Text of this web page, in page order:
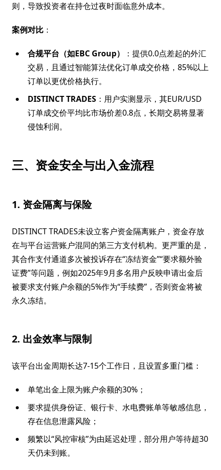
则，导致投资者在持仓过夜时面临意外成本。
案例对比 ：
合规平台（如EBC Group）
：提供0.0点差起的外汇
交易，且通过智能算法优化订单成交价格，85%以上
订单以更优价格执行。
DISTINCT TRADES ：用户实测显示，其EUR/USD
订单成交价平均比市场价差0.8点，长期交易将显著
侵蚀利润。
三、资金安全与出入金流程
1. 资金隔离与保险
DISTINCT TRADES未设立客户资金隔离账户，资金存放
在与平台运营账户混同的第三方支付机构。更严重的是，
其合作支付通道多次被投诉存在“冻结资金”“要求额外验
证费”等问题，例如2025年9月多名用户反映申请出金后
被要求支付账户余额的5%作为“手续费”，否则资金将被
永久冻结。
2. 出金效率与限制
该平台出金周期长达7-15个工作日，且设置多重门槛：
单笔出金上限为账户余额的30%；
要求提供身份证、银行卡、水电费账单等敏感信息，
存在信息泄露风险；
频繁以“风控审核”为由延迟处理，部分用户等待超30
天仍未到账。